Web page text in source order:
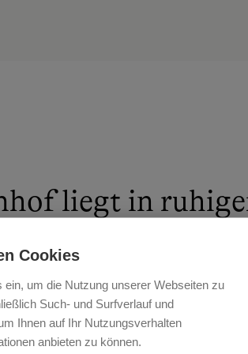
liegt in
ideal für
und
die
bietet.
Cookies
ein, um die Nutzung unserer Webseiten zu
Such- und Surfverlauf und
Ihnen auf Ihr Nutzungsverhalten
anbieten zu können.